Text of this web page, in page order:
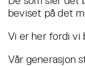
beviset på det
Vi er her fordi vi
Vår generasjon